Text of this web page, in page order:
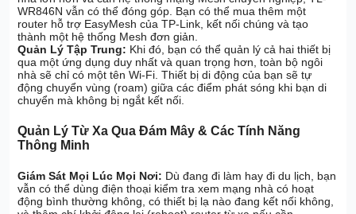
WR846N vẫn có thể đóng góp. Bạn có thể mua thêm một
router hỗ trợ EasyMesh của TP-Link, kết nối chúng và tạo
thành một hệ thống Mesh đơn giản.
Quản Lý Tập Trung: Khi đó, bạn có thể quản lý cả hai thiết bị
qua một ứng dụng duy nhất và quan trọng hơn, toàn bộ ngôi
nhà sẽ chỉ có một tên Wi-Fi. Thiết bị di động của bạn sẽ tự
động chuyển vùng (roam) giữa các điểm phát sóng khi bạn di
chuyển mà không bị ngắt kết nối.
Quản Lý Từ Xa Qua Đám Mây & Các Tính Năng
Thông Minh
Giám Sát Mọi Lúc Mọi Nơi: Dù đang đi làm hay đi du lịch, bạn
vẫn có thể dùng điện thoại kiểm tra xem mạng nhà có hoạt
động bình thường không, có thiết bị lạ nào đang kết nối không,